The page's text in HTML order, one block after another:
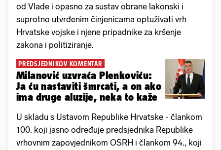
od Vlade i opasno za sustav obrane lakonski i
suprotno utvrđenim činjenicama optuživati vrh
Hrvatske vojske i njene pripadnike za kršenje
zakona i politiziranje.
PREDSJEDNIKOV KOMENTAR
Milanović uzvraća Plenkoviću:
Ja ću nastaviti šmrcati, a on ako
ima druge aluzije, neka to kaže
U skladu s Ustavom Republike Hrvatske - člankom
100. koji jasno određuje predsjednika Republike
vrhovnim zapovjednikom OSRH i člankom 94., koji